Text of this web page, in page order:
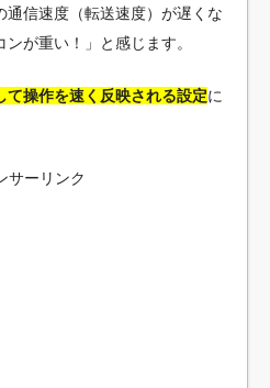
通信速度（転送速度）が遅くな
が重い！」と感じます。
て操作を速く反映される設定に
サーリンク